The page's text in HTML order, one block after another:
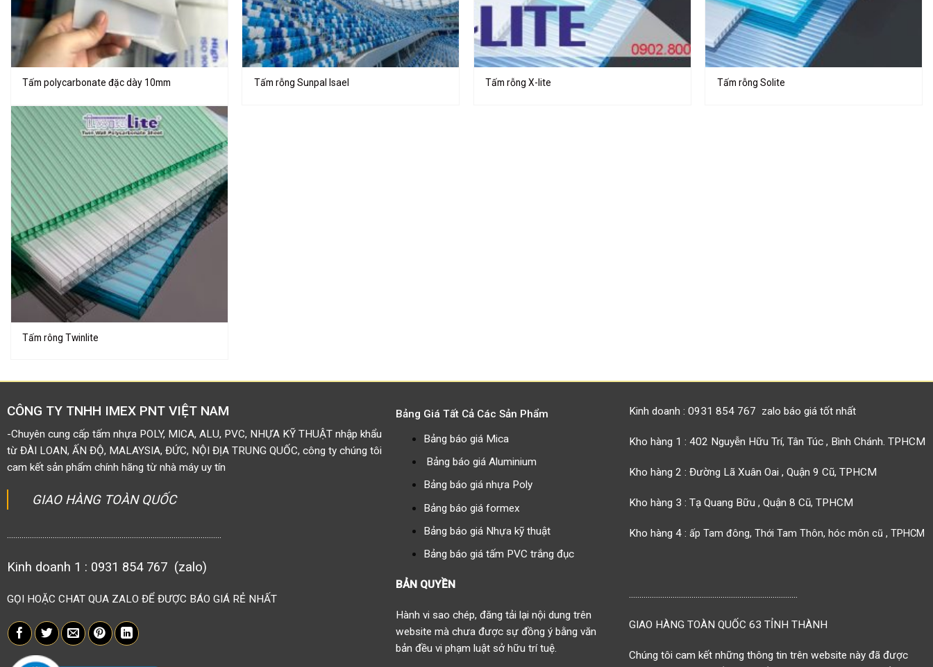
Tấm polycarbonate đặc dày 10mm Tấm rỗng Sunpal Isael Tấm rỗng X-lite Tấm rỗng Solite
Tấm rông Twinlite
CÔNG TY TNHH IMEX PNT VIỆT NAM
-Chuyên cung cấp tấm nhựa POLY, MICA, ALU, PVC, NHỰA KỸ THUẬT nhập khẩu
từ ĐÀI LOAN, ẤN ĐỘ, MALAYSIA, ĐỨC, NỘI ĐỊA TRUNG QUỐC, công ty chúng tôi
cam kết sản phẩm chính hãng từ nhà máy uy tín
GIAO HÀNG TOÀN QUỐC
.......................................................................................................
Kinh doanh 1 : 0931 854 767 (zalo)
GỌI HOẶC CHAT QUA ZALO ĐỂ ĐƯỢC BÁO GIÁ RẺ NHẤT
Bảng Giá Tất Cả Các Sản Phẩm
Bảng báo giá Mica
Bảng báo giá Aluminium
Bảng báo giá nhựa Poly
Bảng báo giá formex
Bảng báo giá Nhựa kỹ thuật
Bảng báo giá tấm PVC trắng đục
BẢN QUYỀN
Hành vi sao chép, đăng tải lại nội dung trên
website mà chưa được sự đồng ý bằng văn
bản đều vi phạm luật sở hữu trí tuệ.
Kinh doanh : 0931 854 767 zalo báo giá tốt nhất
Kho hàng 1 : 402 Nguyễn Hữu Trí, Tân Túc , Bình Chánh. TPHCM
Kho hàng 2 : Đường Lã Xuân Oai , Quận 9 Cũ, TPHCM
Kho hàng 3 : Tạ Quang Bữu , Quận 8 Cũ, TPHCM
Kho hàng 4 : ấp Tam đông, Thới Tam Thôn, hóc môn cũ , TPHCM
.................................................................................
GIAO HÀNG TOÀN QUỐC 63 TỈNH THÀNH
Chúng tôi cam kết những thông tin trên website này đã được